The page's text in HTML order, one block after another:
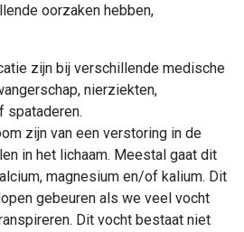
oorzaken hebben,
zijn bij verschillende medische
nierziekten,
spataderen.
zijn van een verstoring in de
in het lichaam. Meestal gaat dit
magnesium en/of kalium. Dit
gebeuren als we veel vocht
Dit vocht bestaat niet